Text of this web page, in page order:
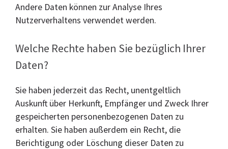
Andere Daten können zur Analyse Ihres
Nutzerverhaltens verwendet werden.
Welche Rechte haben Sie bezüglich Ihrer
Daten?
Sie haben jederzeit das Recht, unentgeltlich
Auskunft über Herkunft, Empfänger und Zweck Ihrer
gespeicherten personenbezogenen Daten zu
erhalten. Sie haben außerdem ein Recht, die
Berichtigung oder Löschung dieser Daten zu